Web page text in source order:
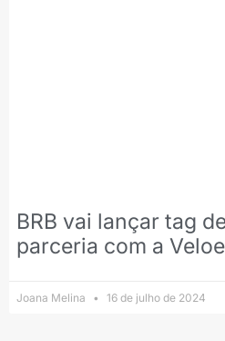
BRB vai lançar tag
parceria com a Veloe
Joana Melina 16 de julho de 2024